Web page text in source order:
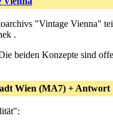
"Vintage Vienna"
.
beiden Konzepte sind
Wien (MA7) + Antwort